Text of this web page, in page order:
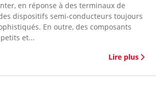
en réponse à des terminaux de
dispositifs semi-conducteurs toujours
En outre, des composants
et...
Lire plus